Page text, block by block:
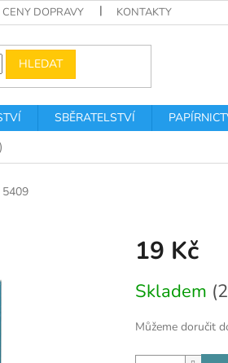
CENY DOPRAVY KONTAKTY
HLEDAT
SBĚRATELSTVÍ
5409
19 Kč
cena:
Skladem
Můžeme doručit